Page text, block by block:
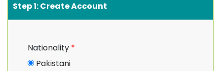
Step 1: Create Account
Nationality *
Pakistani